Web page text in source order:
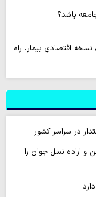
باشد؟
اقتصادیِ بیمار، راه
در سراسر کشور
اراده نسل جوان را